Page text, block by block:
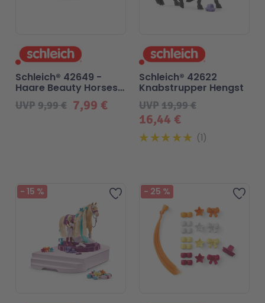
LEGO® Blumen
7,99 €
UVP9,99 €
Schleich® 42649 -
Haare Beauty Horses
Black
16,44 €
UVP19,99 €
Schleich® 42622
Knabstrupper Hengst
1
Zur Wunschliste hinzufügen
- 15 % Zur
- 25 %
Beliebt